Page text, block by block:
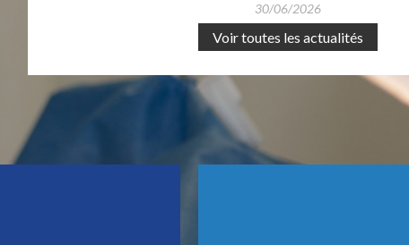
30/06/2026
Voir toutes les actualités